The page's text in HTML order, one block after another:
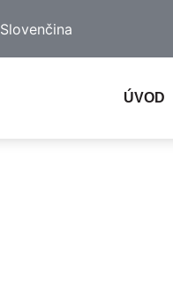
Slovenčina
ÚVOD